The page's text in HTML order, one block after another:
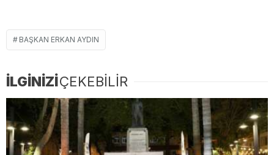
BAŞKAN ERKAN AYDIN
İLGİNİZİÇEKEBİLİR